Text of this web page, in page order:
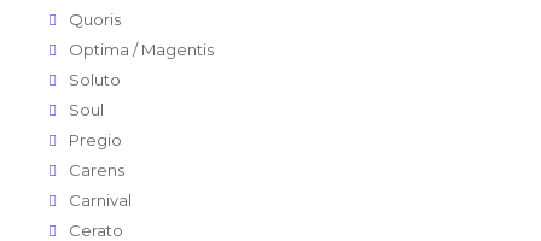
Quoris
Optima / Magentis
Soluto
Soul
Pregio
Carens
Carnival
Cerato